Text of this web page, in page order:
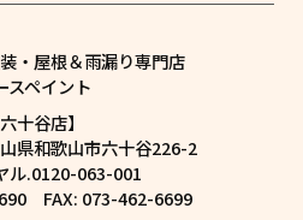
・屋根＆雨漏り専門店
スペイント
六十谷店】
県和歌山市六十谷226-2
ル.0120-063-001
FAX: 073-462-6699